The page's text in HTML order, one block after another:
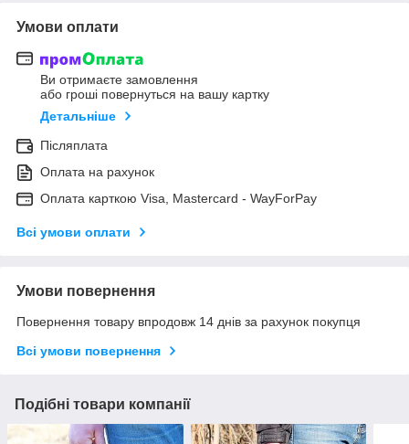
Умови оплати
Ви отримаєте замовлення
або гроші повернуться на вашу картку
Детальніше
Післяплата
Оплата на рахунок
Оплата карткою Visa, Mastercard - WayForPay
Всі умови оплати
Умови повернення
Повернення товару впродовж 14 днів за рахунок покупця
Всі умови повернення
Подібні товари компанії